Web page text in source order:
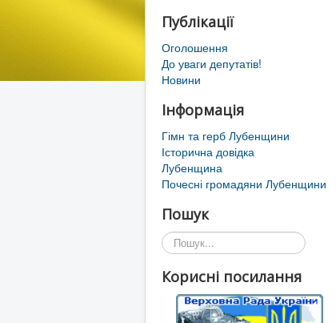
Публікації
Оголошення
До уваги депутатів!
Новини
Інформація
Гімн та герб Лубенщини
Історична довідка
Лубенщина
Почесні громадяни Лубенщини
Пошук
Пошук...
Корисні посилання